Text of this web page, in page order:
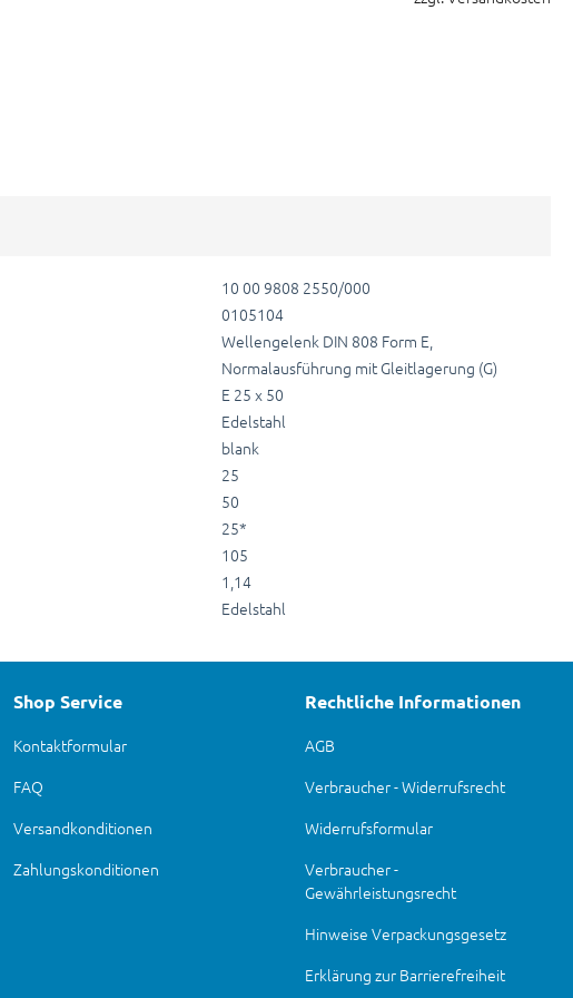
10 00 9808 2550/000
0105104
Wellengelenk DIN 808 Form E,
Normalausführung mit Gleitlagerung (G)
E 25 x 50
Edelstahl
blank
25
50
25*
105
1,14
Edelstahl
Shop Service
Kontaktformular
FAQ
Versandkonditionen
Zahlungskonditionen
Rechtliche Informationen
AGB
Verbraucher - Widerrufsrecht
Widerrufsformular
Verbraucher -
Gewährleistungsrecht
Hinweise Verpackungsgesetz
Erklärung zur Barrierefreiheit